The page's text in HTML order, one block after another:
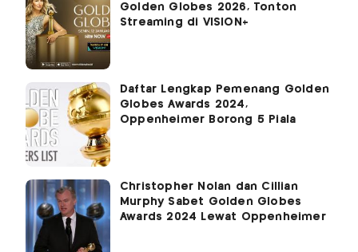
Golden Globes 2026, Tonton
Streaming di VISION+
Daftar Lengkap Pemenang Golden
Globes Awards 2024,
Oppenheimer Borong 5 Piala
Christopher Nolan dan Cillian
Murphy Sabet Golden Globes
Awards 2024 Lewat Oppenheimer